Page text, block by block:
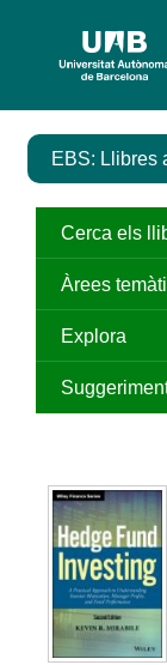
contingut
EBS: Llibres
Cerca els
Àrees
Explora